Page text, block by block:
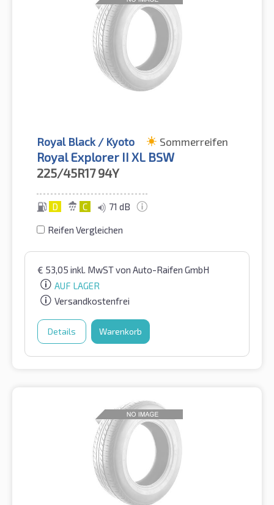
Royal Black / Kyoto Sommerreifen
Royal Explorer II XL BSW
225/45R17 94Y
D C 71 dB
Reifen Vergleichen
€ 53,05 inkl. MwSTvon Auto-Raifen GmbH
AUF LAGER
Versandkostenfrei
Details Warenkorb